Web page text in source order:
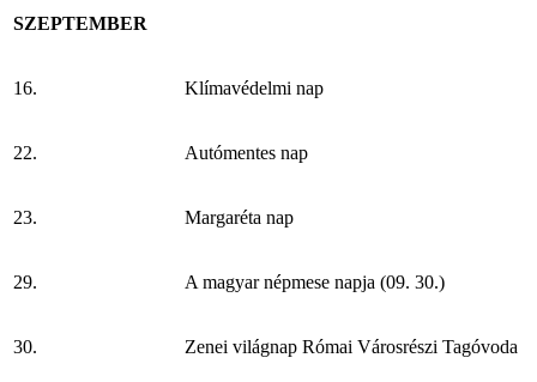
SZEPTEMBER
16. Klímavédelmi nap
22. Autómentes nap
23. Margaréta nap
29. A magyar népmese napja (09. 30.)
30. Zenei világnap Római Városrészi Tagóvoda